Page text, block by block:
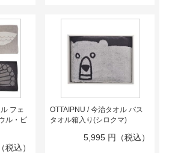
フェ
ル・ピ
税込）
OTTAIPNU / 今治タオル バス
タオル箱入り(シロクマ)
5,995 円（税込）